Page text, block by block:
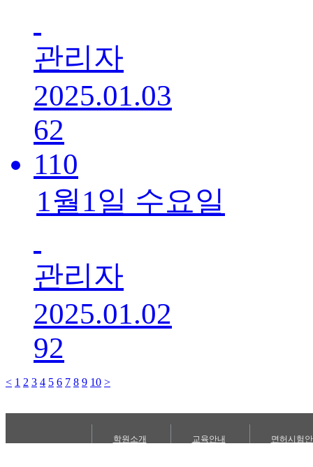
관리자
2025.01.03
62
110
1월1일 수요일
관리자
2025.01.02
92
< 1 2 3 4 5 6 7 8 9 10 >
학원소개 교육안내 면허시험